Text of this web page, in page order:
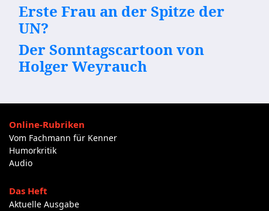
Erste Frau an der Spitze der
UN?
Der Sonntagscartoon von
Holger Weyrauch
Online-Rubriken
Vom Fachmann für Kenner
Humorkritik
Audio
Das Heft
Aktuelle Ausgabe